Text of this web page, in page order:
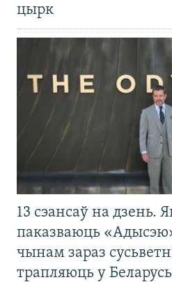
цырк
13 сэансаў на дзень.
паказваюць
чынам зараз
трапляюць у Беларусь